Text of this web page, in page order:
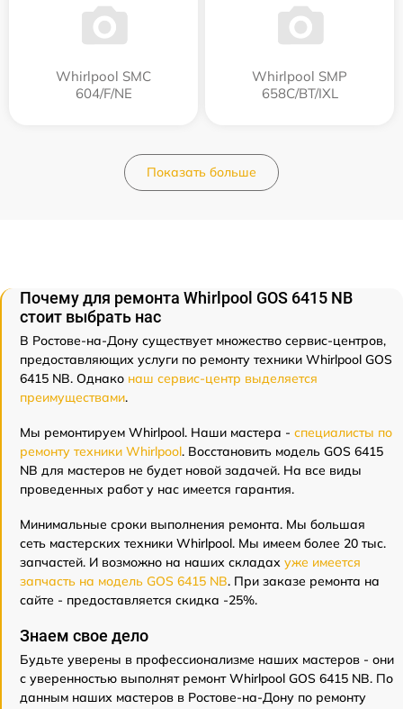
Whirlpool SMC
604/F/NE
Whirlpool SMP
658C/BT/IXL
Показать больше
Почему для ремонта Whirlpool GOS 6415 NB
стоит выбрать нас
В Ростове-на-Дону существует множество сервис-центров,
предоставляющих услуги по ремонту техники Whirlpool GOS
6415 NB. Однако наш сервис-центр выделяется
преимуществами.
Мы ремонтируем Whirlpool. Наши мастера - специалисты по
ремонту техники Whirlpool. Восстановить модель GOS 6415
NB для мастеров не будет новой задачей. На все виды
проведенных работ у нас имеется гарантия.
Минимальные сроки выполнения ремонта. Мы большая
сеть мастерских техники Whirlpool. Мы имеем более 20 тыс.
запчастей. И возможно на наших складах уже имеется
запчасть на модель GOS 6415 NB. При заказе ремонта на
сайте - предоставляется скидка -25%.
Знаем свое дело
Будьте уверены в профессионализме наших мастеров - они
с уверенностью выполнят ремонт Whirlpool GOS 6415 NB. По
данным наших мастеров в Ростове-на-Дону по ремонту